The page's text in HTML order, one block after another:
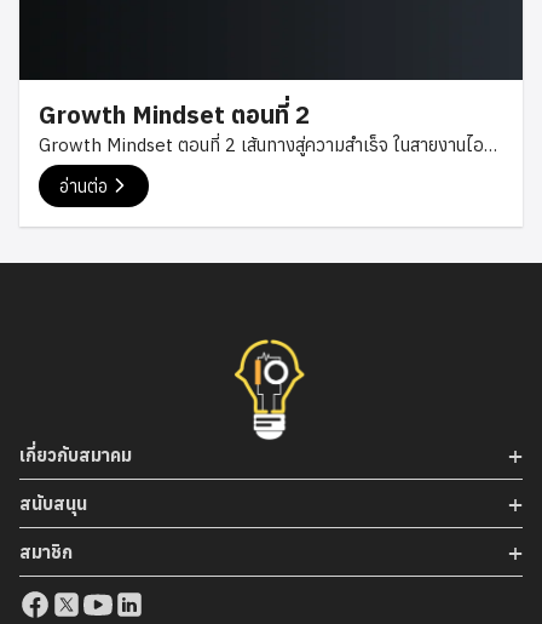
Growth Mindset ตอนที่ 2
Growth Mindset ตอนที่ 2 เส้นทางสู่ความสำเร็จ ในสายงานไอที
การเตรียมตัวก่อนหางาน การหางาน สัมภาษณ์งาน คุณจักรี
บุณยนฤธี คุณไกรรัฐ รักสกุล คุณชนชน ทรัพย์อนันต์ไพศาล วัน
เสาร์ที่ 25 กรกฎาคม 2020 เวลาตั้งแต่ 21:00-22:00 น
การเตรียมตัวก่อนที่จะหางาน การหางานก็เหมือนกับการ
กันระดับต้นๆ และ Resume ที่ดีควรเป็นภาษาอังกฤษเพราะว่าจะได้
สมัครได้ทั้งในไทย และต่างชาติ อะไรที่ควรอยู่ใน Resume บ้าง ก็
จะมี ชื่อ อายุ ประสบการณ์การทำงาน ใช้ที่ไปฝึกงานมาก็ได้สำหรับ
เด็กจบใหม่ และในเรื่องประสบการณ์ทำงาน ตำแหน่งงานไม่ตรง
สายที่จบมาอย่าไปกลัวลองยื่นไปก่อนบ้างที่ HR แค่เขียนขึ้นมาว่าถ้า
มีแต่ถ้าไม่มีก็ลองส่งมาดูของเพียงเราคิดว่าเราทำงานนี้ได้ไม่ต้อง
ลองดูก่อน และ ความสามารถจะช่วยเสริมได้อะไรที่เราขาดด้านไหน
เราต้องใช้ความสามารถมาเพิ่มเพื่อที่จะ เอามาสู้กับคนที่มี
ประสบการณ์ทำงานเยอะๆได้ ต้องให้ละเอียดนิดหน่อยเรื่องการ
ทำงานไปทำอะไรมาแล้วบ้างจะช่วยได้เยอะ อีกอย่างเลย คือ
อ่านต่อ
เกี่ยวกับสมาคม
สนับสนุน
สมาชิก